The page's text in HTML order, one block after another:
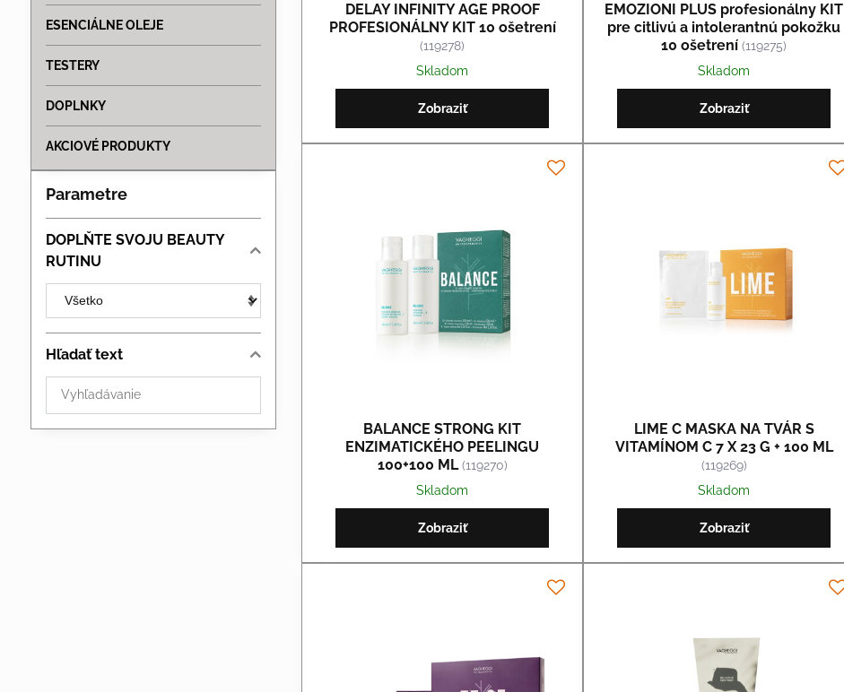
DELAY INFINITY AGE PROOF
PROFESIONÁLNY KIT 10 ošetrení
(119278)
Skladom
Zobraziť
EMOZIONI PLUS profesionálny KIT
pre citlivú a intolerantnú pokožku
10 ošetrení (119275)
Skladom
Zobraziť
BALANCE STRONG KIT
ENZIMATICKÉHO PEELINGU
100+100 ML (119270)
Skladom
Zobraziť
LIME C MASKA NA TVÁR S
VITAMÍNOM C 7 X 23 G + 100 ML
(119269)
Skladom
Zobraziť
Parametre
DOPLŇTE SVOJU BEAUTY
RUTINU
Hľadať text
Prehľadať
výsledky
filtra
ESENCIÁLNE OLEJE
TESTERY
DOPLNKY
AKCIOVÉ PRODUKTY